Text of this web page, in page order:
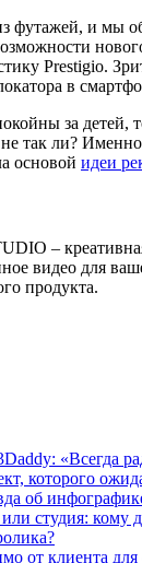
футажей, и мы
Prestigio.
в
за детей,
так ли?
основой идеи
–
видео для
продукта.
«Всегда
которого
об
студия: кому
от клиента